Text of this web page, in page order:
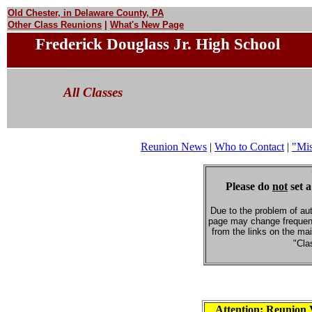
Old Chester, in Delaware County, PA
Other Class Reunions
What's New Page
Frederick Douglass Jr. High School
All Classes
Reunion News | Who to Contact |
Please do not set
Due to the problem of
page may change
from the links on the
Attention: Reunion